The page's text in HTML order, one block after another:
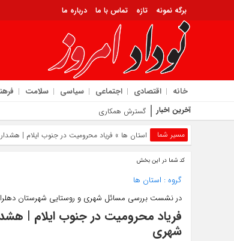
برگه نمونه تازه تماس با ما درباره ما
خانه اقتصادی اجتماعی سیاسی سلامت
آخرین اخبار گسترش همکاری‌ های آموزش و پرورش و دانشگاه
مسیر شما استان ها » فریاد محرومیت در جنوب ایلام |
کد شما در این بخش
گروه : استان ها
در نشست بررسی مسائل شهری و روستایی شهرستان
فریاد محرومیت در جنوب ایلام |
شهری